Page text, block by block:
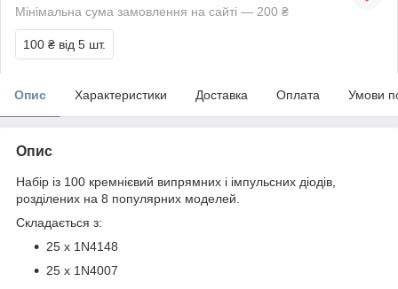
Мінімальна сума замовлення на сайті — 200 ₴
100 ₴ від 5 шт.
Опис Характеристики Доставка Оплата Умови
Опис
Набір із 100 кремнієвий випрямних і імпульсних діодів,
розділених на 8 популярних моделей.
Складається з:
25 x 1N4148
25 x 1N4007